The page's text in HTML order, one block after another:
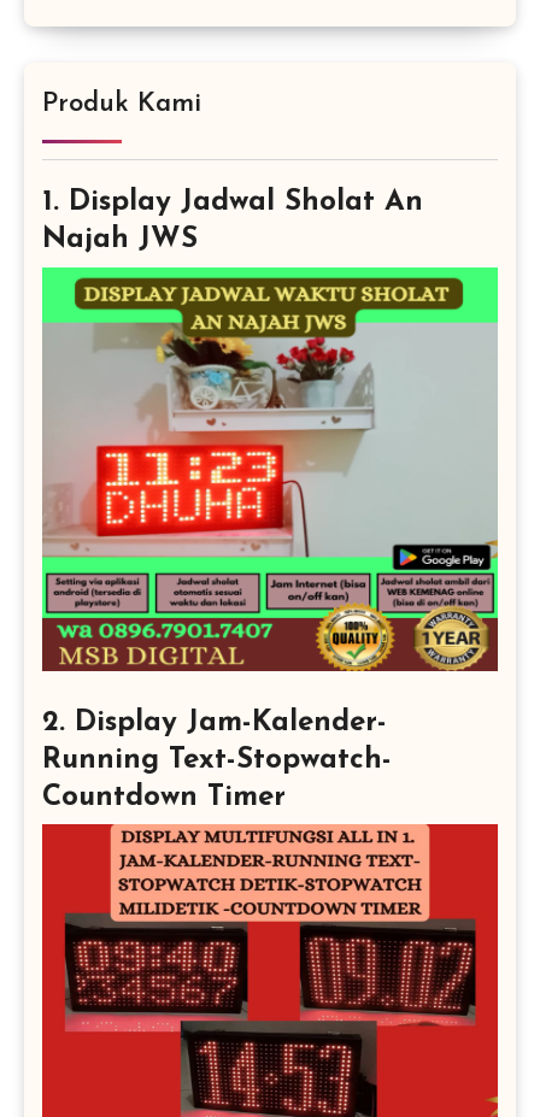
Produk Kami
1. Display Jadwal Sholat An
Najah JWS
2. Display Jam-Kalender-
Running Text-Stopwatch-
Countdown Timer